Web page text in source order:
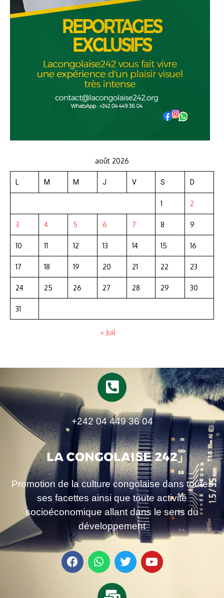
août 2026
L M M J V S D
1 2
3 4 5 6 7 8 9
10 11 12 13 14 15 16
17 18 19 20 21 22 23
24 25 26 27 28 29 30
31
« Juil
+242 04 449 36 04
Promotion de la culture congolaise dans toutes
ses facettes ainsi que toute activité
socioéconomique allant dans le sens du
développement